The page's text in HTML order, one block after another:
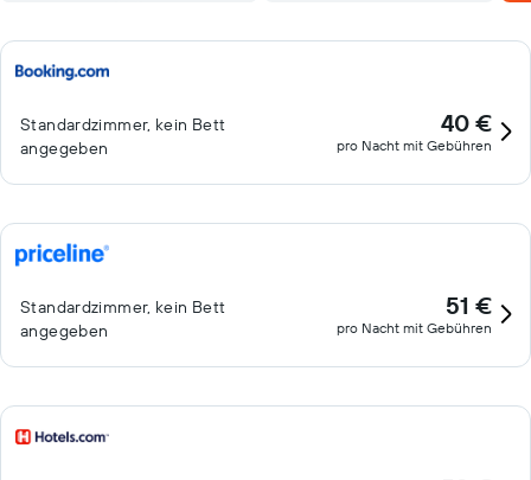
Standardzimmer, kein Bett
angegeben
40 €
pro Nacht mit Gebühren
Standardzimmer, kein Bett
angegeben
51 €
pro Nacht mit Gebühren